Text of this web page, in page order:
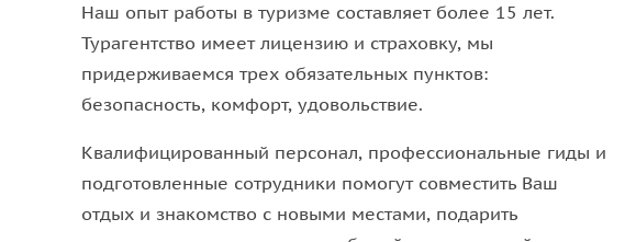
Бангкока
откроются Королевский дворец и храм Утренней Зари.
центре Айкон Сиам с плавучим рынком, бутиками и
круиз по реке с ужином-шведским столом и традиционным
насыщенного дня, когда в огнях ночного города вы
Наш опыт работы в туризме составляет более 15 лет.
Турагентство имеет лицензию и страховку, мы
придерживаемся трех обязательных пунктов:
безопасность, комфорт, удовольствие.
Квалифицированный персонал, профессиональные гиды и
подготовленные сотрудники помогут совместить Ваш
отдых и знакомство с новыми местами, подарить